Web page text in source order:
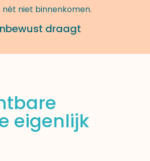
niet binnenkomen.
draagt
eigenlijk